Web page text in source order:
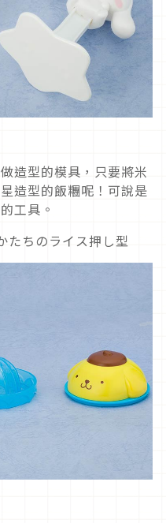
造型的模具，只要將米
造型的飯糰呢！可說是
工具。
ちのライス押し型